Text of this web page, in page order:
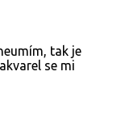
tak je
se mi